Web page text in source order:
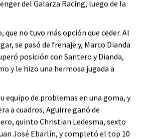
del Galarza Racing, luego de la
no tuvo más opción que ceder. Al
se pasó de frenaje y, Marco Dianda
posición con Santero y Dianda,
y le hizo una hermosa jugada a
equipo de problemas en una goma, y
a cuadros, Aguirre ganó de
quinto Christian Ledesma, sexto
José Ebarlín, y completó el top 10